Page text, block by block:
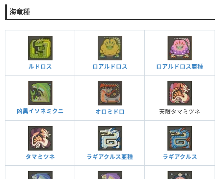
海竜種
ルドロス ロアルドロス ロアルドロス亜種
凶異イソネミクニ オロミドロ 天眼タマミツネ
タマミツネ ラギアクルス亜種 ラギアクルス